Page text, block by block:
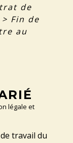
de
> Fin de
au
légale et
travail du